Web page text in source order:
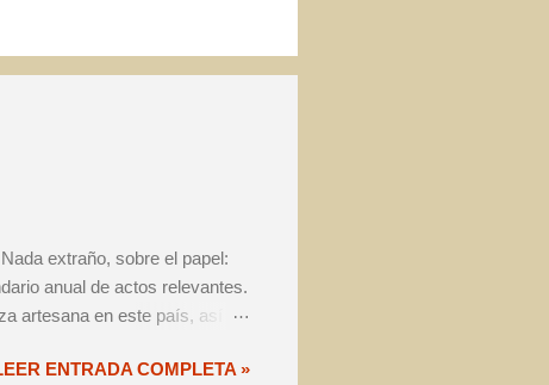
extraño, sobre el papel:
anual de actos relevantes.
artesana en este país, así
más.
ENTRADA COMPLETA »